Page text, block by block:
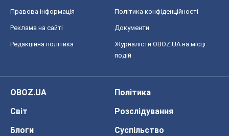
Правова інформація Політика конфіденційності
Реклама на сайті Документи
Редакційна політика
Журналісти OBOZ.UA на місці
подій
OBOZ.UA
Політика
Світ
Розслідування
Блоги
Суспільство